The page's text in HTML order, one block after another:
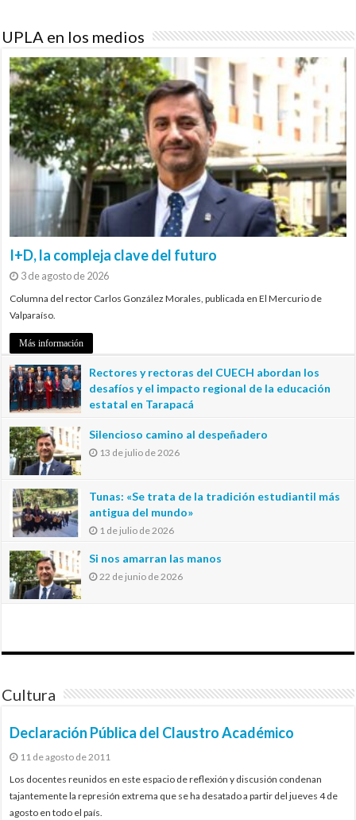
UPLA en los medios
I+D, la compleja clave del futuro
3 de agosto de 2026
Columna del rector Carlos González Morales, publicada en El Mercurio de
Valparaíso.
Más información
Rectores y rectoras del CUECH abordan los
desafíos y el impacto regional de la educación
estatal en Tarapacá
Silencioso camino al despeñadero
13 de julio de 2026
Tunas: «Se trata de la tradición estudiantil más
antigua del mundo»
1 de julio de 2026
Si nos amarran las manos
22 de junio de 2026
Cultura
Declaración Pública del Claustro Académico
11 de agosto de 2011
Los docentes reunidos en este espacio de reflexión y discusión condenan
tajantemente la represión extrema que se ha desatado a partir del jueves 4 de
agosto en todo el país.